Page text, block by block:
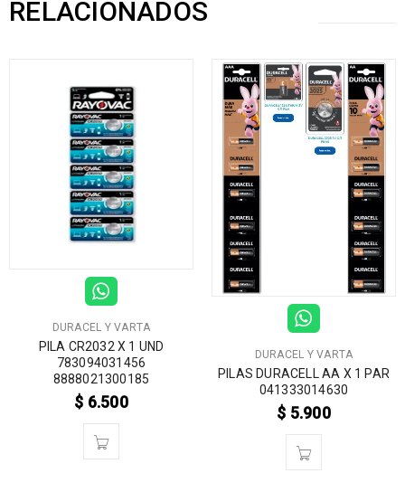
RELACIONADOS
DURACEL Y VARTA
PILA CR2032 X 1 UND
783094031456
8888021300185
$ 6.500
DURACEL Y VARTA
PILAS DURACELL AA X 1 PAR
041333014630
$ 5.900